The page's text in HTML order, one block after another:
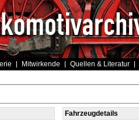
Mitwirkende Quellen & Literatur
Fahrzeugdetails